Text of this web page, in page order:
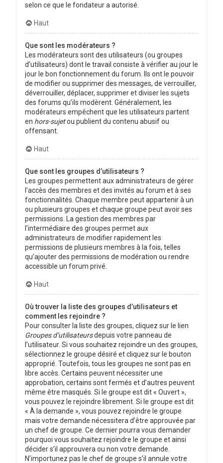
selon ce que le fondateur a autorisé.
Haut
Que sont les modérateurs ?
Les modérateurs sont des utilisateurs (ou groupes
d’utilisateurs) dont le travail consiste à vérifier au jour le
jour le bon fonctionnement du forum. Ils ont le pouvoir
de modifier ou supprimer des messages, de verrouiller,
déverrouiller, déplacer, supprimer et diviser les sujets
des forums qu’ils modèrent. Généralement, les
modérateurs empêchent que les utilisateurs partent
en hors-sujetou publient du contenu abusif ou
offensant.
Haut
Que sont les groupes d’utilisateurs ?
Les groupes permettent aux administrateurs de gérer
l’accès des membres et des invités au forum et à ses
fonctionnalités. Chaque membre peut appartenir à un
ou plusieurs groupes et chaque groupe peut avoir ses
permissions. La gestion des membres par
l’intermédiaire des groupes permet aux
administrateurs de modifier rapidement les
permissions de plusieurs membres à la fois, telles
qu’ajouter des permissions de modération ou rendre
accessible un forum privé.
Haut
Où trouver la liste des groupes d’utilisateurs et
comment les rejoindre ?
Pour consulter la liste des groupes, cliquez sur le lien
Groupes d’utilisateursdepuis votre panneau de
l’utilisateur. Si vous souhaitez rejoindre un des groupes,
sélectionnez le groupe désiré et cliquez sur le bouton
approprié. Toutefois, tous les groupes ne sont pas en
libre accès. Certains peuvent nécessiter une
approbation, certains sont fermés et d’autres peuvent
même être masqués. Si le groupe est dit « Ouvert »,
vous pouvez le rejoindre librement. Si le groupe est dit
« À la demande », vous pouvez rejoindre le groupe
mais votre demande nécessitera d’être approuvée par
un chef de groupe. Ce dernier pourra vous demander
pourquoi vous souhaitez rejoindre le groupe et ainsi
décider s’il approuvera ou non votre demande.
N’importunez pas le chef de groupe s’il annule votre